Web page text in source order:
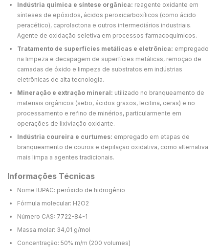
Indústria química e síntese orgânica: reagente oxidante em
sínteses de epóxidos, ácidos peroxicarboxílicos (como ácido
peracético), caprolactona e outros intermediários industriais.
Agente de oxidação seletiva em processos farmacoquímicos.
Tratamento de superfícies metálicas e eletrônica: empregado
na limpeza e decapagem de superfícies metálicas, remoção de
camadas de óxido e limpeza de substratos em indústrias
eletrônicas de alta tecnologia.
Mineração e extração mineral: utilizado no branqueamento de
materiais orgânicos (sebo, ácidos graxos, lecitina, ceras) e no
processamento e refino de minérios, particularmente em
operações de lixiviação oxidante.
Indústria coureira e curtumes: empregado em etapas de
branqueamento de couros e depilação oxidativa, como alternativa
mais limpa a agentes tradicionais.
Informações Técnicas
Nome IUPAC: peróxido de hidrogênio
Fórmula molecular: H2O2
Número CAS: 7722-84-1
Massa molar: 34,01 g/mol
Concentração: 50% m/m (200 volumes)